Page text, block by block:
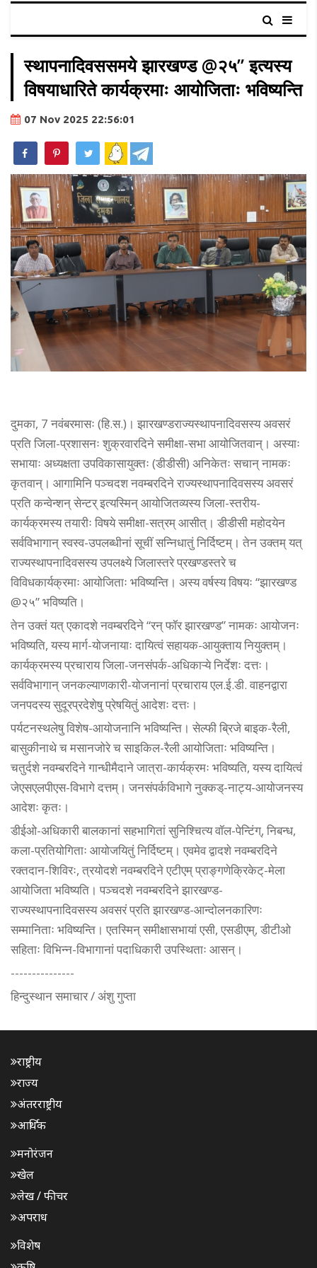
स्थापनादिवससमये झारखण्ड @२५” इत्यस्य
विषयाधारिते कार्यक्रमाः आयोजिताः भविष्यन्ति
07 Nov 2025 22:56:01
दुमका, 7 नवंबरमासः (हि.स.)। झारखण्डराज्यस्थापनादिवसस्य अवसरं
प्रति जिला-प्रशासनः शुक्रवारदिने समीक्षा-सभा आयोजितवान्। अस्याः
सभायाः अध्यक्षता उपविकासायुक्तः (डीडीसी) अनिकेतः सचान् नामकः
कृतवान्। आगामिनि पञ्चदश नवम्बरदिने राज्यस्थापनादिवसस्य अवसरं
प्रति कन्वेन्शन् सेन्टर् इत्यस्मिन् आयोजितव्यस्य जिला-स्तरीय-
कार्यक्रमस्य तयारीः विषये समीक्षा-सत्रम् आसीत्। डीडीसी महोदयेन
सर्वविभागान् स्वस्व-उपलब्धीनां सूचीं सन्निधातुं निर्दिष्टम्। तेन उक्तम् यत्
राज्यस्थापनादिवसस्य उपलक्ष्ये जिलास्तरे प्रखण्डस्तरे च
विविधकार्यक्रमाः आयोजिताः भविष्यन्ति। अस्य वर्षस्य विषयः “झारखण्ड
@२५” भविष्यति।
तेन उक्तं यत् एकादशे नवम्बरदिने “रन् फॉर झारखण्ड” नामकः आयोजनः
भविष्यति, यस्य मार्ग-योजनायाः दायित्वं सहायक-आयुक्ताय नियुक्तम्।
कार्यक्रमस्य प्रचाराय जिला-जनसंपर्क-अधिकाऱ्ये निर्देशः दत्तः।
सर्वविभागान् जनकल्याणकारी-योजनानां प्रचाराय एल.ई.डी. वाहनद्वारा
जनपदस्य सुदूरप्रदेशेषु प्रेषयितुं आदेशः दत्तः।
पर्यटनस्थलेषु विशेष-आयोजनानि भविष्यन्ति। सेल्फी ब्रिजे बाइक-रैली,
बासुकीनाथे च मसानजोरे च साइकिल-रैली आयोजिताः भविष्यन्ति।
चतुर्दशे नवम्बरदिने गान्धीमैदाने जात्रा-कार्यक्रमः भविष्यति, यस्य दायित्वं
जेएसएलपीएस-विभागे दत्तम्। जनसंपर्कविभागे नुक्कड्-नाट्य-आयोजनस्य
आदेशः कृतः।
डीईओ-अधिकारी बालकानां सहभागितां सुनिश्चित्य वॉल-पेन्टिंग्, निबन्ध,
कला-प्रतियोगिताः आयोजयितुं निर्दिष्टम्। एवमेव द्वादशे नवम्बरदिने
रक्तदान-शिविरः, त्रयोदशे नवम्बरदिने एटीएम् प्राङ्गणेक्रिकेट्-मेला
आयोजिता भविष्यति। पञ्चदशे नवम्बरदिने झारखण्ड-
राज्यस्थापनादिवसस्य अवसरं प्रति झारखण्ड-आन्दोलनकारिणः
सम्मानिताः भविष्यन्ति। एतस्मिन् समीक्षासभायां एसी, एसडीएम्, डीटीओ
सहिताः विभिन्न-विभागानां पदाधिकारी उपस्थिताः आसन्।
---------------
हिन्दुस्थान समाचार / अंशु गुप्ता
राष्ट्रीय
राज्य
अंतरराष्ट्रीय
आर्थिक
मनोरंजन
खेल
लेख / फीचर
अपराध
विशेष